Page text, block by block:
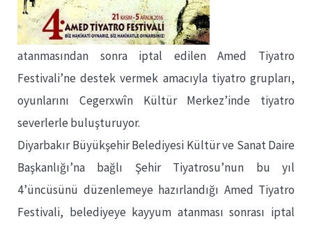
atanmasından sonra iptal edilen Amed Tiyatro
Festivali’ne destek vermek amacıyla tiyatro grupları,
oyunlarını Cegerxwîn Kültür Merkez’inde tiyatro
severlerle buluşturuyor.
Diyarbakır Büyükşehir Belediyesi Kültür ve Sanat Daire
Başkanlığı’na bağlı Şehir Tiyatrosu’nun bu yıl
4’üncüsünü düzenlemeye hazırlandığı Amed Tiyatro
Festivali, belediyeye kayyum atanması sonrası iptal